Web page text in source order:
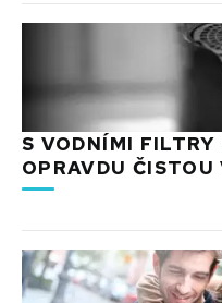
S VODNÍMI FILTRY
OPRAVDU ČISTOU